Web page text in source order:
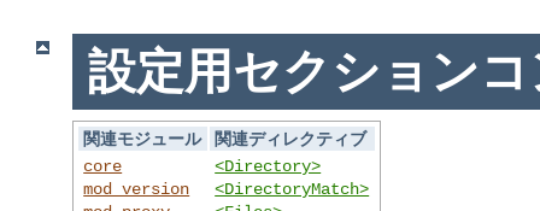
設定用セクション
関連モジュール
関連ディレクティブ
core
mod_version
<Directory>
<DirectoryMatch>